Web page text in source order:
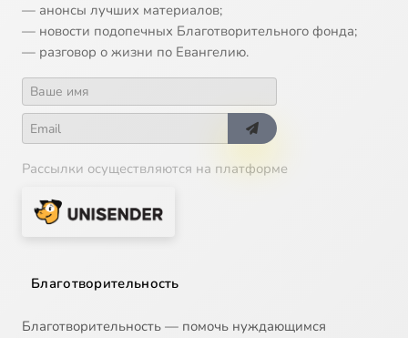
— анонсы лучших материалов;
— новости подопечных Благотворительного фонда;
— разговор о жизни по Евангелию.
Рассылки осуществляются на платформе
Благотворительность
Благотворительность — помочь нуждающимся